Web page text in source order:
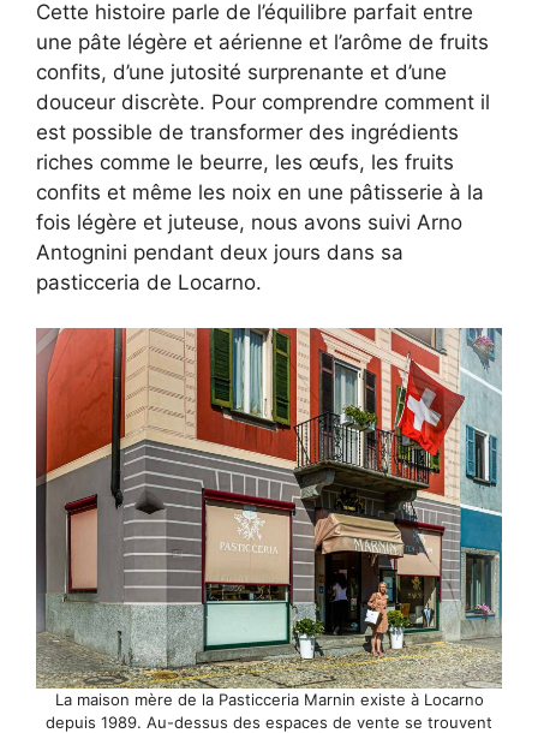
Cette histoire parle de l’équilibre parfait entre
une pâte légère et aérienne et l’arôme de fruits
confits, d’une jutosité surprenante et d’une
douceur discrète. Pour comprendre comment il
est possible de transformer des ingrédients
riches comme le beurre, les œufs, les fruits
confits et même les noix en une pâtisserie à la
fois légère et juteuse, nous avons suivi Arno
Antognini pendant deux jours dans sa
pasticceria de Locarno.
La maison mère de la Pasticceria Marnin existe à Locarno
depuis 1989. Au-dessus des espaces de vente se trouvent